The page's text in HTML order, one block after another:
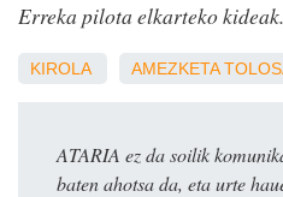
Erreka pilota elkarteko kideak.
KIROLA AMEZKETA
ATARIA ez da soilik
baten ahotsa da, eta urte